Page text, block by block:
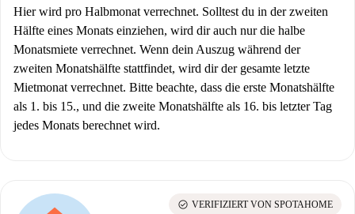
Hier wird pro Halbmonat verrechnet. Solltest du in der zweiten
Hälfte eines Monats einziehen, wird dir auch nur die halbe
Monatsmiete verrechnet. Wenn dein Auszug während der
zweiten Monatshälfte stattfindet, wird dir der gesamte letzte
Mietmonat verrechnet. Bitte beachte, dass die erste Monatshälfte
als 1. bis 15., und die zweite Monatshälfte als 16. bis letzter Tag
jedes Monats berechnet wird.
check_circle VERIFIZIERT VON SPOTAHOME